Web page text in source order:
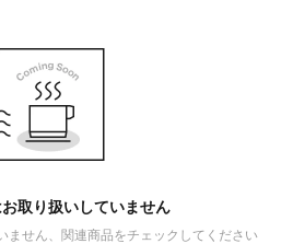
取り扱いしていません
ません、関連商品をチェックしてください